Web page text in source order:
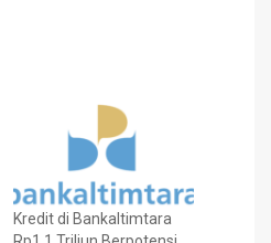
Kredit di Bankaltimtara